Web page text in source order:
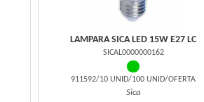
LAMPARA SICA LED 15W E27 LC
SICAL0000000162
911592/10 UNID/100 UNID/OFERTA
Sica